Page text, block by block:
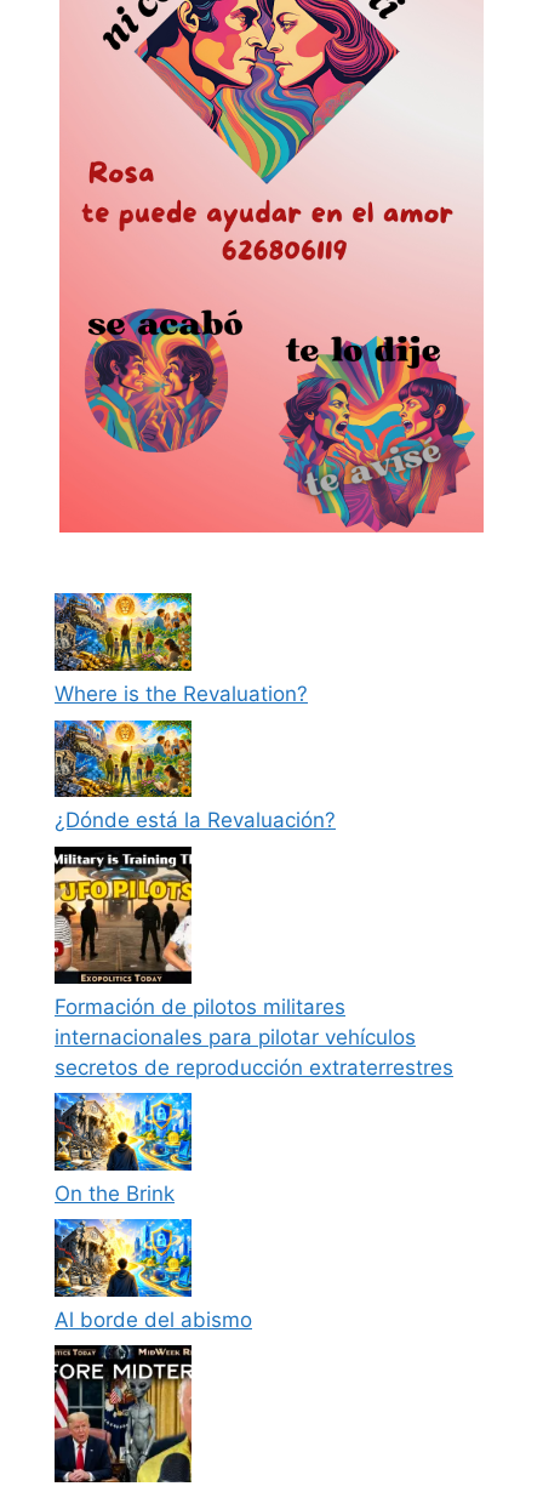
Where is the Revaluation?
¿Dónde está la Revaluación?
Formación de pilotos militares
internacionales para pilotar vehículos
secretos de reproducción extraterrestres
On the Brink
Al borde del abismo